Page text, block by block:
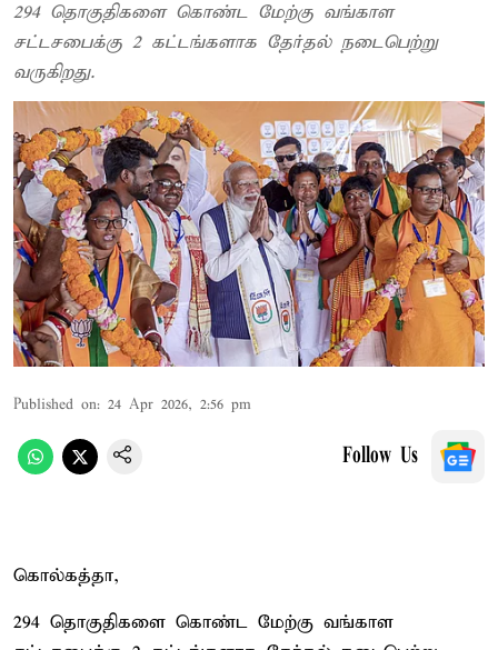
294 தொகுதிகளை கொண்ட மேற்கு வங்காள
சட்டசபைக்கு 2 கட்டங்களாக தேர்தல் நடைபெற்று
வருகிறது.
Published on: 24 Apr 2026, 2:56 pm
Follow Us
கொல்கத்தா,
294 தொகுதிகளை கொண்ட மேற்கு வங்காள